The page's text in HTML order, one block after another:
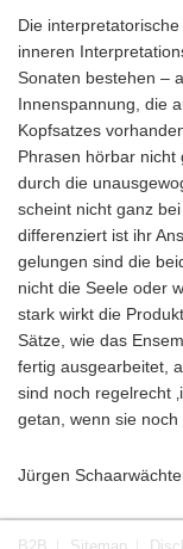
Die
inneren
Sonaten bestehen –
Innenspannung, die
Kopfsatzes
Phrasen hörbar nicht
durch die
scheint nicht ganz
differenziert ist ihr
gelungen sind die
nicht die Seele oder
stark wirkt die
Sätze, wie das
fertig ausgearbeitet,
sind noch regelrecht
getan, wenn sie
Jürgen